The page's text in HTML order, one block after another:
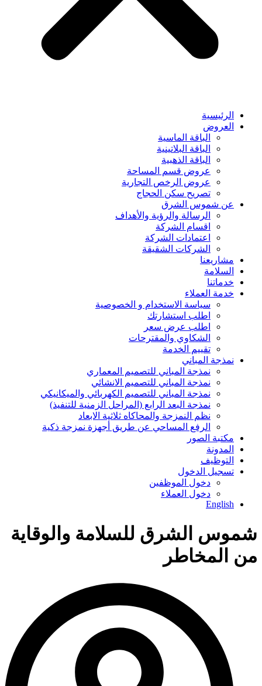
الرئيسية
العروض
الباقة الماسية
الباقة البلاتينية
الباقة الذهبية
عروض قسم المساحة
عروض الرخص التجارية
تصريح سكن الحجاج
عن شموس الشرق
الرسالة والرؤية والأهداف
اقسام الشركة
اعتمادات الشركة
الشركات الشقيقة
مشاريعنا
السلامة
خدماتنا
خدمة العملاء
سياسة الاستخدام و الخصوصية
اطلب استشارتك
اطلب عرض سعر
الشكاوي والمقترحات
تقييم الخدمة
نمذجة المباني
نمذجة المباني للتصمیم المعماري
نمذجة المباني للتصمیم الانشائي
نمذجة المباني للتصمیم الكھربائي والمیكانیكي
نمذجة البعد الرابع (المراحل الزمنیة للتنفیذ)
نظم النمزجة والمحاكاه ثلاثیة الابعاد
الرفع المساحي عن طریق أجھزة نمزجة ذكیة
مكتبة الصور
المدونة
التوظيف
تسجيل الدخول
دخول الموظفين
دخول العملاء
English
شموس الشرق للسلامة والوقاية
من المخاطر